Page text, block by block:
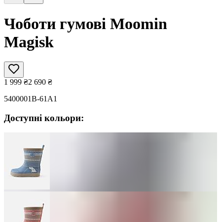
Чоботи гумові Moomin
Magisk
1 999 ₴2 690 ₴
5400001B-61A1
Доступні кольори: